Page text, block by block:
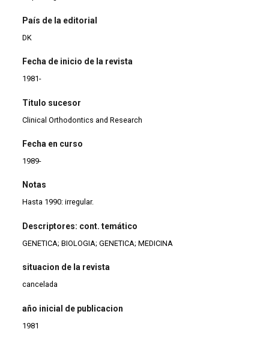
País de la editorial
DK
Fecha de inicio de la revista
1981-
Titulo sucesor
Clinical Orthodontics and Research
Fecha en curso
1989-
Notas
Hasta 1990: irregular.
Descriptores: cont. temático
GENETICA; BIOLOGIA; GENETICA; MEDICINA
situacion de la revista
cancelada
año inicial de publicacion
1981